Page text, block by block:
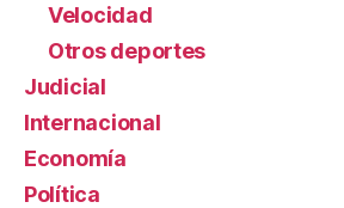
Velocidad
Otros deportes
Judicial
Internacional
Economía
Política